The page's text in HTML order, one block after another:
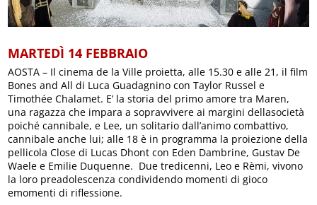
MARTEDÌ 14 FEBBRAIO
AOSTA – Il cinema de la Ville proietta, alle 15.30 e alle 21, il film
Bones and All di Luca Guadagnino con Taylor Russel e
Timothée Chalamet. E’ la storia del primo amore tra Maren,
una ragazza che impara a sopravvivere ai margini dellasocietà
poiché cannibale, e Lee, un solitario dall’animo combattivo,
cannibale anche lui; alle 18 è in programma la proiezione della
pellicola Close di Lucas Dhont con Eden Dambrine, Gustav De
Waele e Emilie Duquenne. Due tredicenni, Leo e Rèmi, vivono
la loro preadolescenza condividendo momenti di gioco
emomenti di riflessione.